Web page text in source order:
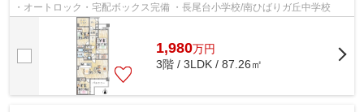
・オートロック・宅配ボックス完備 ・長尾台小学校/南ひばりガ丘中学校
1,980万円
3階 / 3LDK / 87.26㎡